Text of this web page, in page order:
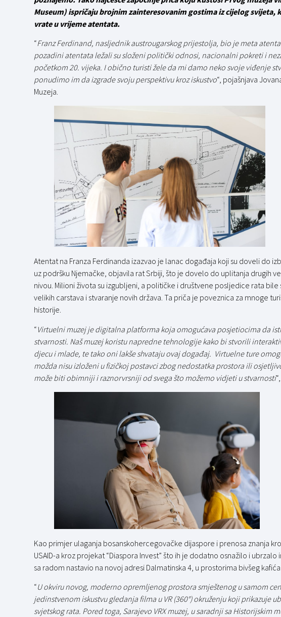
Museum) ispričaju brojnim zainteresovanim gostima iz cijelog svijeta,
vrate u vrijeme atentata.
“Franz Ferdinand, nasljednik austrougarskog prijestolja, bio je meta
pozadini atentata ležali su složeni politički odnosi, nacionalni pokreti i
početkom 20. vijeka. I obično turisti žele da mi damo neko svoje viđenje
ponudimo im da izgrade svoju perspektivu kroz iskustvo“, pojašnjava
Muzeja.
Atentat na Franza Ferdinanda izazvao je lanac događaja koji su doveli do
uz podršku Njemačke, objavila rat Srbiji, što je dovelo do uplitanja drugih
nivou. Milioni života su izgubljeni, a političke i društvene posljedice rata
velikih carstava i stvaranje novih država. Ta priča je poveznica za mnoge
historije.
“Virtuelni muzej je digitalna platforma koja omogućava posjetiocima da
stvarnosti. Naš muzej koristu napredne tehnologije kako bi stvorili
djecu i mlade, te tako oni lakše shvataju ovaj događaj. Virtuelne ture
možda nisu izloženi u fizičkoj postavci zbog nedostatka prostora ili
može biti obimniji i raznorvrsniji od svega što možemo vidjeti u stvarnosti
Kao primjer ulaganja bosanskohercegovačke dijaspore i prenosa znanja
USAID-a kroz projekat “Diaspora Invest” što ih je dodatno osnažilo i
sa radom nastavio na novoj adresi Dalmatinska 4, u prostorima bivšeg kafića
“U okviru novog, moderno opremljenog prostora smještenog u samom
jedinstvenom iskustvu gledanja filma u VR (360°) okruženju koji prikazuje
svjetskog rata. Pored toga, Sarajevo VRX muzej, u saradnji sa Historijskim